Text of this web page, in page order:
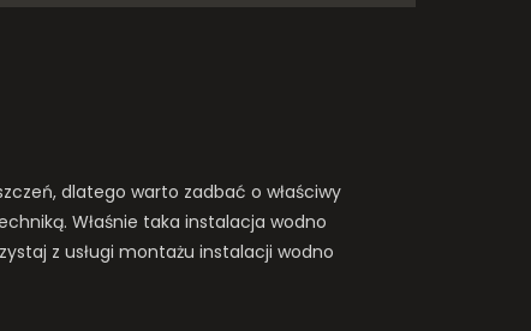
dlatego warto zadbać o właściwy
Właśnie taka instalacja wodno
z usługi montażu instalacji wodno